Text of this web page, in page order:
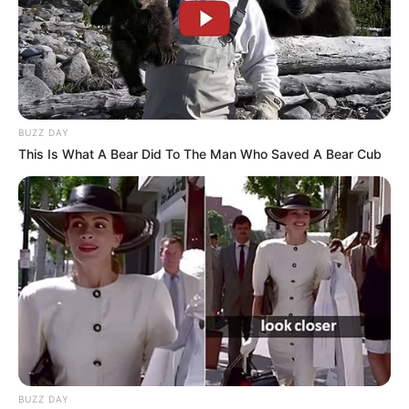
para prender cada um dos dois cintos, mas você
deve utilizar quantos rebites achar necessário.
BUZZ DAY
This Is What A Bear Did To The Man Who Saved A Bear Cub
BUZZ DAY